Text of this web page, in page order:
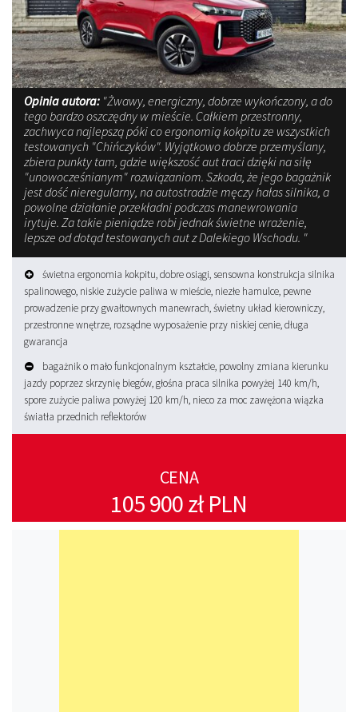
Opinia autora: "Żwawy, energiczny, dobrze wykończony, a do
tego bardzo oszczędny w mieście. Całkiem przestronny,
zachwyca najlepszą póki co ergonomią kokpitu ze wszystkich
testowanych "Chińczyków". Wyjątkowo dobrze przemyślany,
zbiera punkty tam, gdzie większość aut traci dzięki na siłę
"unowocześnianym" rozwiązaniom. Szkoda, że jego bagażnik
jest dość nieregularny, na autostradzie męczy hałas silnika, a
powolne działanie przekładni podczas manewrowania
irytuje. Za takie pieniądze robi jednak świetne wrażenie,
lepsze od dotąd testowanych aut z Dalekiego Wschodu. "
świetna ergonomia kokpitu, dobre osiągi, sensowna konstrukcja silnika
spalinowego, niskie zużycie paliwa w mieście, niezłe hamulce, pewne
prowadzenie przy gwałtownych manewrach, świetny układ kierowniczy,
przestronne wnętrze, rozsądne wyposażenie przy niskiej cenie, długa
gwarancja
bagażnik o mało funkcjonalnym kształcie, powolny zmiana kierunku
jazdy poprzez skrzynię biegów, głośna praca silnika powyżej 140 km/h,
spore zużycie paliwa powyżej 120 km/h, nieco za moc zawężona wiązka
światła przednich reflektorów
CENA
105 900 zł PLN